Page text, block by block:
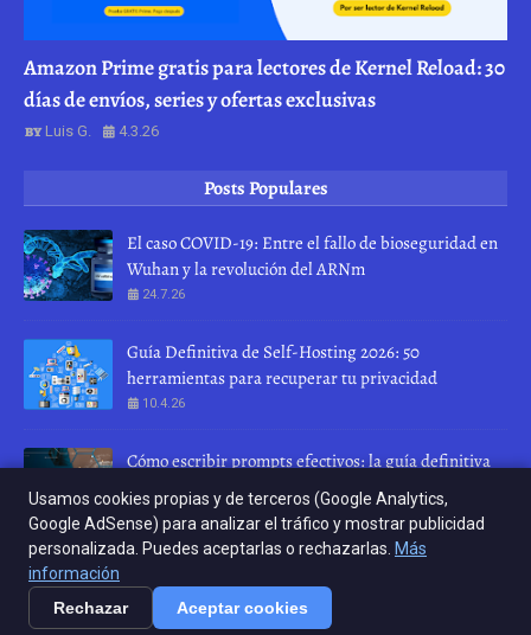
Amazon Prime gratis para lectores de Kernel Reload: 30
días de envíos, series y ofertas exclusivas
Luis G. 4.3.26
Posts Populares
El caso COVID-19: Entre el fallo de bioseguridad en
Wuhan y la revolución del ARNm
24.7.26
Guía Definitiva de Self-Hosting 2026: 50
herramientas para recuperar tu privacidad
10.4.26
Cómo escribir prompts efectivos: la guía definitiva
para hablar con una IA
28.7.26
Crafted with byKERNEL RELOAD
Crafted with TemplatesYard| Distributed by
Usamos cookies propias y de terceros (Google Analytics,
Google AdSense) para analizar el tráfico y mostrar publicidad
personalizada. Puedes aceptarlas o rechazarlas. Más
información
Rechazar
Aceptar cookies